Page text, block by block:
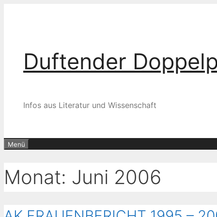
Duftender
Infos aus Literatur und Wissenschaft
Menü
Monat: Juni 2006